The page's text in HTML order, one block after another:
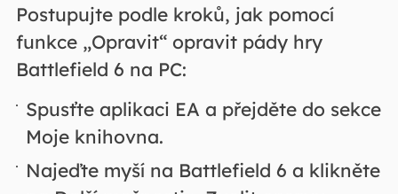
Postupujte podle kroků, jak pomocí
funkce „Opravit“ opravit pády hry
Battlefield 6 na PC:
Spusťte aplikaci EA a přejděte do sekce
Moje knihovna.
Najeďte myší na Battlefield 6 a klikněte